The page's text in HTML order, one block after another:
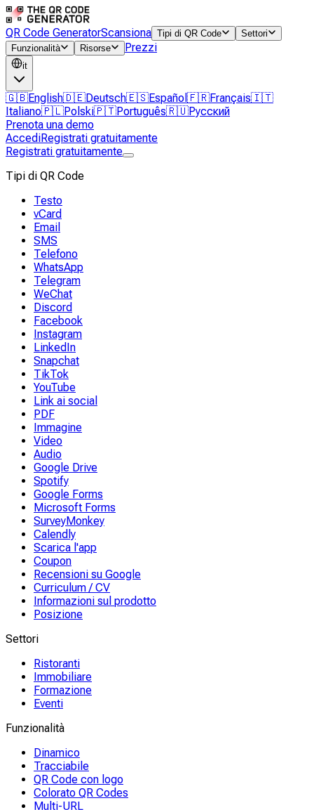
QR Code GeneratorScansiona Tipi di QR Code
Settori
Funzionalità
Risorse Prezzi
it
🇬🇧English🇩🇪Deutsch🇪🇸Español 🇫🇷Français🇮🇹
Italiano🇵🇱Polski🇵🇹Português🇷🇺Русский
Prenota una demo
AccediRegistrati gratuitamente
Registrati gratuitamente
Tipi di QR Code
Testo
vCard
Email
SMS
Telefono
WhatsApp
Telegram
WeChat
Discord
Facebook
Instagram
LinkedIn
Snapchat
TikTok
YouTube
Link ai social
PDF
Immagine
Video
Audio
Google Drive
Spotify
Google Forms
Microsoft Forms
SurveyMonkey
Calendly
Scarica l'app
Coupon
Recensioni su Google
Curriculum / CV
Informazioni sul prodotto
Posizione
Settori
Ristoranti
Immobiliare
Formazione
Eventi
Funzionalità
Dinamico
Tracciabile
QR Code con logo
Colorato QR Codes
Multi-URL